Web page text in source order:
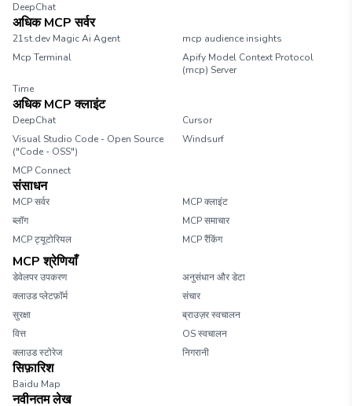
DeepChat
अधिक MCP सर्वर
21st.dev Magic Ai Agent
mcp audience insights
Mcp Terminal
Apify Model Context Protocol
(mcp) Server
Time
अधिक MCP क्लाइंट
DeepChat
Cursor
Visual Studio Code - Open Source
("Code - OSS")
Windsurf
MCP Connect
संसाधन
MCP सर्वर
MCP क्लाइंट
ब्लॉग
MCP समाचार
MCP ट्यूटोरियल
MCP रैंकिंग
MCP श्रेणियाँ
डेवेलपर उपकरण
अनुसंधान और डेटा
क्लाउड प्लेटफ़ॉर्म
संचार
सुरक्षा
ब्राउज़र स्वचालन
वित्त
OS स्वचालन
क्लाउड स्टोरेज
निगरानी
सिफ़ारिश
Baidu Map
नवीनतम लेख